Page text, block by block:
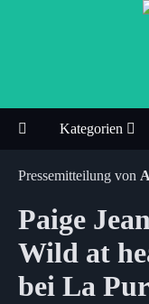
Kategorien
Pressemitteilung von
Paige
Wild at
bei La